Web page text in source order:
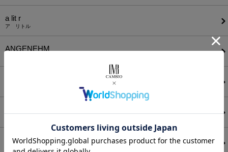
a lit r
ア リトル
ANGENEHM
BODYSONG.
ボディソング